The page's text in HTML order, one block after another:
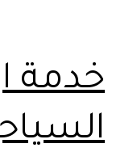
خدمة